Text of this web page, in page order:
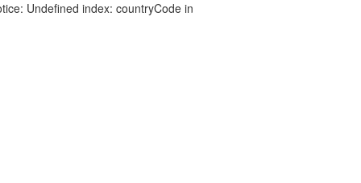
Undefined index: countryCode in